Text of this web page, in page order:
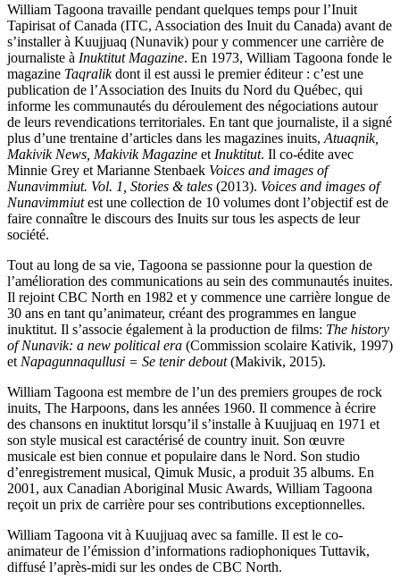
William Tagoona travaille pendant quelques temps pour l’Inuit
Tapirisat of Canada (ITC, Association des Inuit du Canada) avant de
s’installer à Kuujjuaq (Nunavik) pour y commencer une carrière de
journaliste à Inuktitut Magazine. En 1973, William Tagoona fonde le
magazine Taqralikdont il est aussi le premier éditeur : c’est une
publication de l’Association des Inuits du Nord du Québec, qui
informe les communautés du déroulement des négociations autour
de leurs revendications territoriales. En tant que journaliste, il a signé
plus d’une trentaine d’articles dans les magazines inuits, Atuaqnik,
Makivik News, Makivik Magazine et Inuktitut. Il co-édite avec
Minnie Grey et Marianne Stenbaek Voices and images of
Nunavimmiut. Vol. 1, Stories & tales (2013). Voices and images of
Nunavimmiutest une collection de 10 volumes dont l’objectif est de
faire connaître le discours des Inuits sur tous les aspects de leur
société.
Tout au long de sa vie, Tagoona se passionne pour la question de
l’amélioration des communications au sein des communautés inuites.
Il rejoint CBC North en 1982 et y commence une carrière longue de
30 ans en tant qu’animateur, créant des programmes en langue
inuktitut. Il s’associe également à la production de films: The history
of Nunavik: a new political era (Commission scolaire Kativik, 1997)
et Napagunnaqullusi = Se tenir debout(Makivik, 2015).
William Tagoona est membre de l’un des premiers groupes de rock
inuits, The Harpoons, dans les années 1960. Il commence à écrire
des chansons en inuktitut lorsqu’il s’installe à Kuujjuaq en 1971 et
son style musical est caractérisé de country inuit. Son œuvre
musicale est bien connue et populaire dans le Nord. Son studio
d’enregistrement musical, Qimuk Music, a produit 35 albums. En
2001, aux Canadian Aboriginal Music Awards, William Tagoona
reçoit un prix de carrière pour ses contributions exceptionnelles.
William Tagoona vit à Kuujjuaq avec sa famille. Il est le co-
animateur de l’émission d’informations radiophoniques Tuttavik,
diffusé l’après-midi sur les ondes de CBC North.